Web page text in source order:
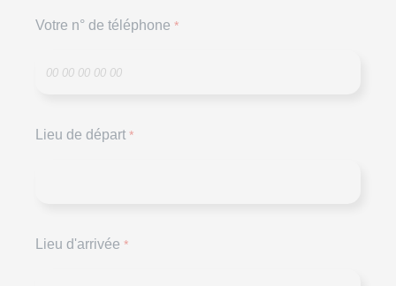
Votre n° de téléphone *
Lieu de départ *
Lieu d'arrivée *